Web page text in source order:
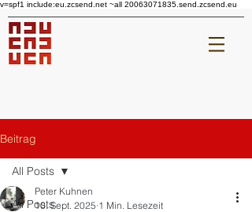
v=spf1 include:eu.zcsend.net ~all 20063071835.send.zcsend.eu
Beitrag
All Posts
All Posts
Peter Kuhnen
10. Sept. 2025 1 Min. Lesezeit